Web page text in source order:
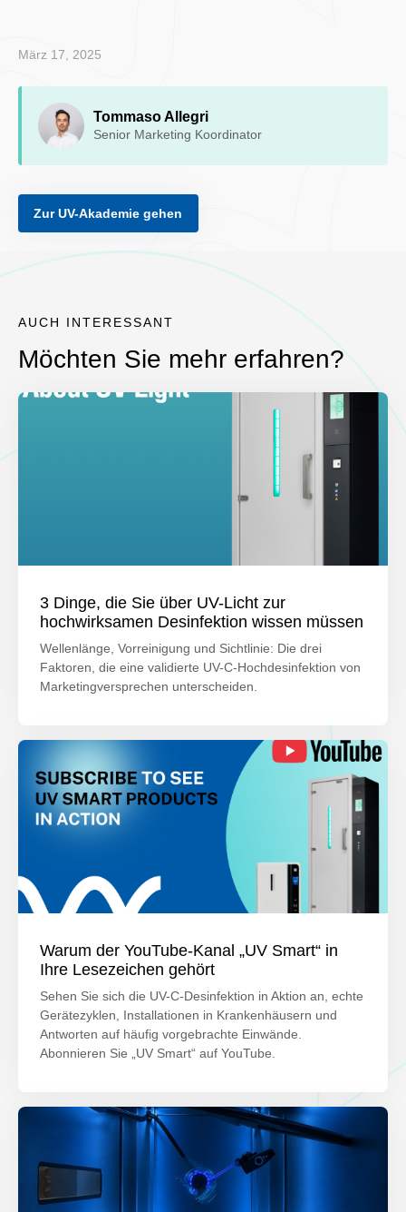
März 17, 2025
Tommaso Allegri
Senior Marketing Koordinator
Zur UV-Akademie gehen
AUCH INTERESSANT
Möchten Sie mehr erfahren?
3 Dinge, die Sie über UV-Licht zur
hochwirksamen Desinfektion wissen müssen
Wellenlänge, Vorreinigung und Sichtlinie: Die drei
Faktoren, die eine validierte UV-C-Hochdesinfektion von
Marketingversprechen unterscheiden.
Warum der YouTube-Kanal „UV Smart“ in
Ihre Lesezeichen gehört
Sehen Sie sich die UV-C-Desinfektion in Aktion an, echte
Gerätezyklen, Installationen in Krankenhäusern und
Antworten auf häufig vorgebrachte Einwände.
Abonnieren Sie „UV Smart“ auf YouTube.